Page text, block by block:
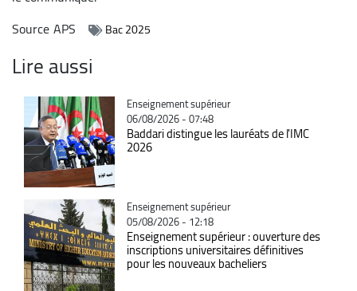
SourceAPS Bac 2025
Lire aussi
Catégorie
Enseignement supérieur
06/08/2026 - 07:48
Baddari distingue les lauréats de l'IMC
2026
Catégorie
Enseignement supérieur
05/08/2026 - 12:18
Enseignement supérieur : ouverture des
inscriptions universitaires définitives
pour les nouveaux bacheliers